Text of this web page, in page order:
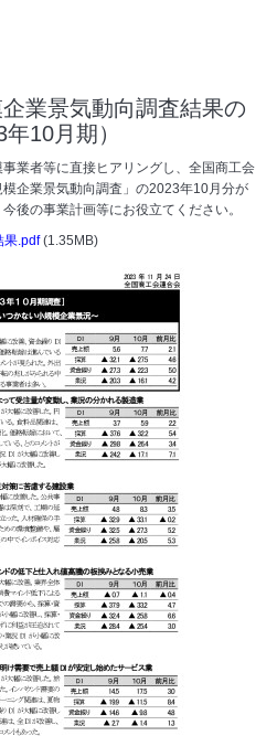
企業景気動向調査結果の
10月期）
業者等に直接ヒアリングし、全国商工会
企業景気動向調査」の2023年10月分が
後の事業計画等にお役立てください。
果.pdf (1.35MB)